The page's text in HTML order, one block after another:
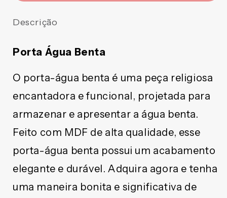
PORTA
BENTA
VIDRO
NOSSA
PIETÁ
(3
PORTA
VIDRO
NOSSA
PIETÁ
(3
Descrição
Porta Água Benta
O porta-água benta é uma peça religiosa
encantadora e funcional, projetada para
armazenar e apresentar a água benta.
Feito com MDF de alta qualidade, esse
porta-água benta possui um acabamento
elegante e durável.Adquira agora e tenha
uma maneira bonita e significativa de